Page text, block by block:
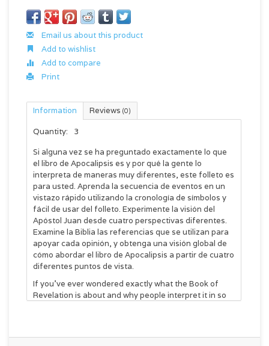
Email us about this product
Add to wishlist
Add to compare
Print
Information Reviews (0)
Quantity:
3
Si alguna vez se ha preguntado exactamente lo que
el libro de Apocalipsis es y por qué la gente lo
interpreta de maneras muy diferentes, este folleto es
para usted. Aprenda la secuencia de eventos en un
vistazo rápido utilizando la cronología de símbolos y
fácil de usar del folleto. Experimente la visión del
Apóstol Juan desde cuatro perspectivas diferentes.
Examine la Biblia las referencias que se utilizan para
apoyar cada opinión, y obtenga una visión global de
cómo abordar el libro de Apocalipsis a partir de cuatro
diferentes puntos de vista.
If you've ever wondered exactly what the Book of
Revelation is about and why people interpret it in so
Experience the Apostle John's vision from four